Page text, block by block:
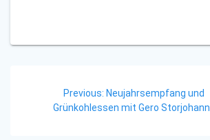
Previous: Previous
post:
Neujahrsempfang und
Grünkohlessen mit Gero Storjohann